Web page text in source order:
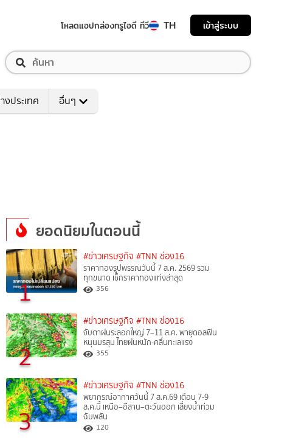
โหลดแอปกล่องทรูไอดี ทีวี TH เข้าสู่ระบบ
งประเทศ อื่นๆ
ยอดนิยมในตอนนี้
1
#ข่าวเศรษฐกิจ #TNN ช่อง16
ราคาทองรูปพรรณวันนี้ 7 ส.ค. 2569 รวม
ทุกขนาด เช็กราคาทองแท่งล่าสุด
356
2
#ข่าวเศรษฐกิจ #TNN ช่อง16
จับตาฝนระลอกใหญ่ 7–11 ส.ค. พายุดอลฟิน
หนุนมรสุม ไทยฝนหนัก-คลื่นทะเลแรง
355
3
#ข่าวเศรษฐกิจ #TNN ช่อง16
พยากรณ์อากาศวันนี้ 7 ส.ค.69 เตือน 7-9
ส.ค.นี้ เหนือ–อีสาน–ตะวันออก เสี่ยงน้ำท่วม
ฉับพลัน
120